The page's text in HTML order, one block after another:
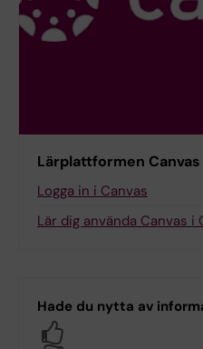
Lärplattformen Canvas
Logga in i Canvas
Lär dig använda Canvas
Hade du nytta av